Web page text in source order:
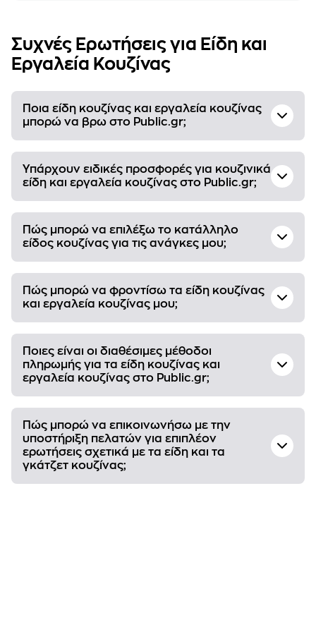
Συχνές Ερωτήσεις για Είδη και
Εργαλεία Κουζίνας
Ποια είδη κουζίνας και εργαλεία κουζίνας
μπορώ να βρω στο Public.gr;
Υπάρχουν ειδικές προσφορές για κουζινικά
είδη και εργαλεία κουζίνας στο Public.gr;
Πώς μπορώ να επιλέξω το κατάλληλο
είδος κουζίνας για τις ανάγκες μου;
Πώς μπορώ να φροντίσω τα είδη κουζίνας
και εργαλεία κουζίνας μου;
Ποιες είναι οι διαθέσιμες μέθοδοι
πληρωμής για τα είδη κουζίνας και
εργαλεία κουζίνας στο Public.gr;
Πώς μπορώ να επικοινωνήσω με την
υποστήριξη πελατών για επιπλέον
ερωτήσεις σχετικά με τα είδη και τα
γκάτζετ κουζίνας;